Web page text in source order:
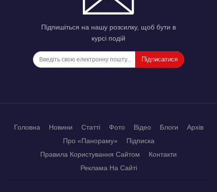
Підпишіться на нашу розсилку, щоб бути в
курсі подій
Підписатися
Головна Новини Статті Фото Відео Блоги
Архів
Про «Панораму»
Підписка
Правила Користування Сайтом
Контакти
Реклама На Сайті